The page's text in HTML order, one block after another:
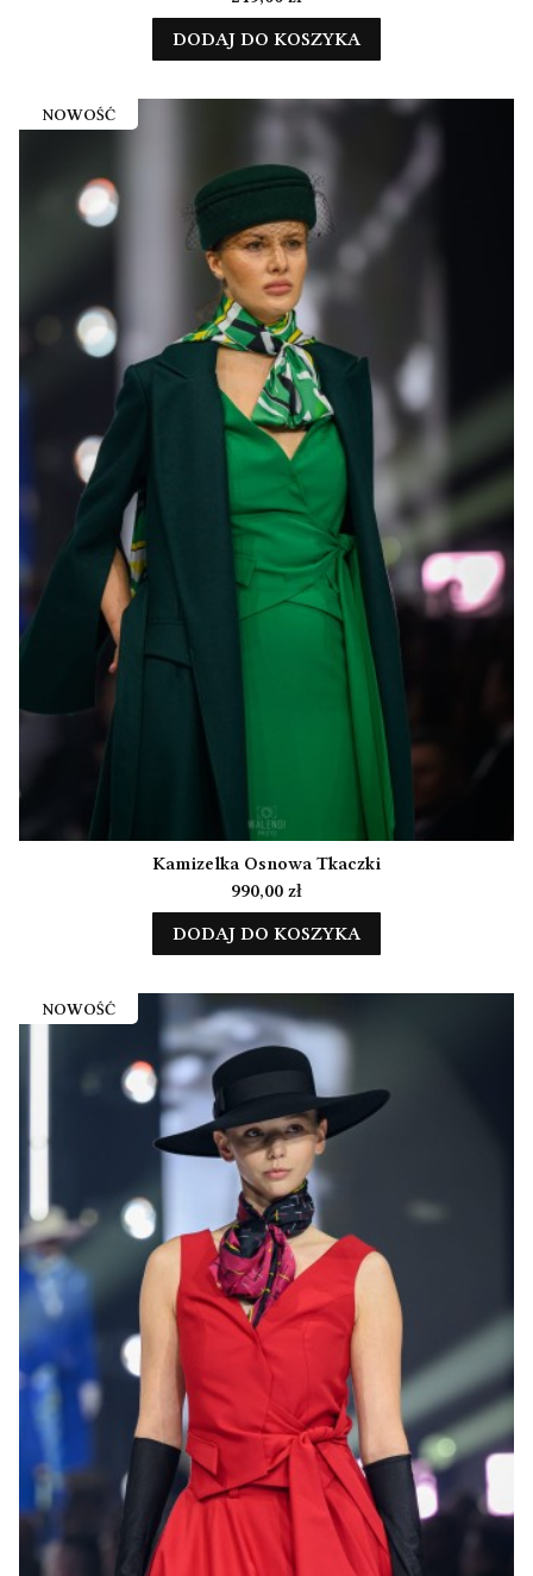
DODAJ DO KOSZYKA
NOWOŚĆ
Kamizelka Osnowa Tkaczki
Cena
990,00 zł
DODAJ DO KOSZYKA
NOWOŚĆ